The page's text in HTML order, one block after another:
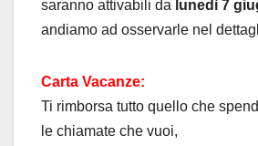
saranno attivabili da lunedì 7
andiamo ad osservarle nel
Carta Vacanze:
Ti rimborsa tutto quello che
le chiamate che vuoi,